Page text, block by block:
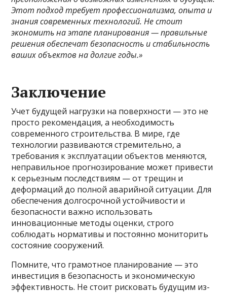
Этот подход требует профессионализма, опыта и
знания современных технологий. Не стоит
экономить на этапе планирования — правильные
решения обеспечат безопасность и стабильность
ваших объектов на долгие годы.»
Заключение
Учет будущей нагрузки на поверхности — это не
просто рекомендация, а необходимость
современного строительства. В мире, где
технологии развиваются стремительно, а
требования к эксплуатации объектов меняются,
неправильное прогнозирование может привести
к серьезным последствиям — от трещин и
деформаций до полной аварийной ситуации. Для
обеспечения долгосрочной устойчивости и
безопасности важно использовать
инновационные методы оценки, строго
соблюдать нормативы и постоянно мониторить
состояние сооружений.
Помните, что грамотное планирование — это
инвестиция в безопасность и экономическую
эффективность. Не стоит рисковать будущим из-